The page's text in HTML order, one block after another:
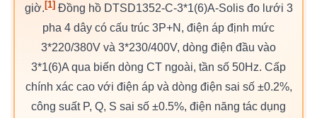
giờ. [1]Đồng hồ DTSD1352-C-3*1(6)A-Solis đo lưới 3
pha 4 dây có cấu trúc 3P+N, điện áp định mức
3*220/380V và 3*230/400V, dòng điện đầu vào
3*1(6)A qua biến dòng CT ngoài, tần số 50Hz. Cấp
chính xác cao với điện áp và dòng điện sai số ±0.2%,
công suất P, Q, S sai số ±0.5%, điện năng tác dụng